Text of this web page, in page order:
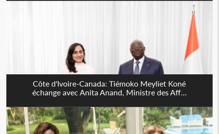
Côte d'Ivoire-Canada: Tiémoko Meyliet Koné
échange avec Anita Anand, Ministre des Aff...